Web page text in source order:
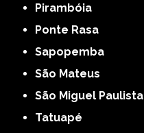
Pirambóia
Ponte Rasa
Sapopemba
São Mateus
São Miguel Paulista
Tatuapé